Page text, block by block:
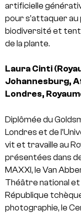
artificielle
pour s’attaquer
biodiversité et
de la plante.
Laura Cinti
Johannesburg,
Londres,
Diplômée du
Londres et de
vit et travaille au
présentées dans
MAXXI, le Van
Théâtre national et
République
photographie, le